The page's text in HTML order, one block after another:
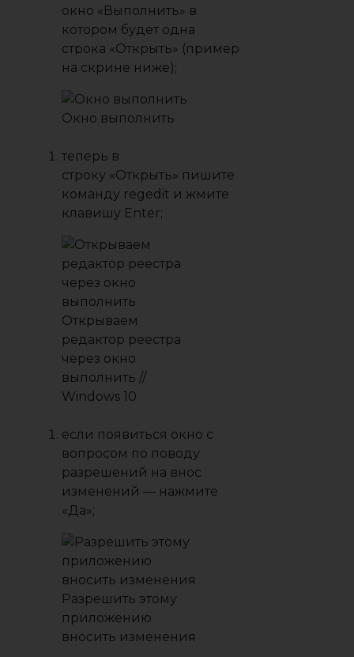
окно «Выполнить» в
котором будет одна
строка «Открыть» (пример
на скрине ниже);
Окно выполнить
теперь в
строку «Открыть» пишите
команду regedit и жмите
клавишу Enter;
Открываем
редактор реестра
через окно
выполнить //
Windows 10
если появиться окно с
вопросом по поводу
разрешений на внос
изменений — нажмите
«Да»;
Разрешить этому
приложению
вносить изменения